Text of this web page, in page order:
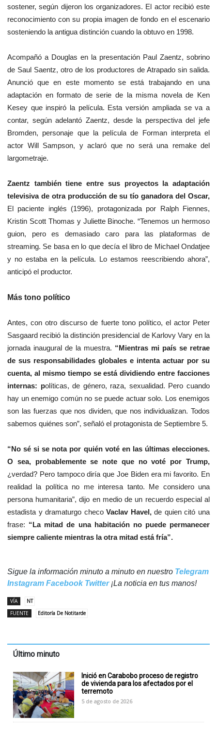
sostener, según dijeron los organizadores. El actor recibió este
reconocimiento con su propia imagen de fondo en el escenario
sosteniendo la antigua distinción cuando la obtuvo en 1998.
Acompañó a Douglas en la presentación Paul Zaentz, sobrino
de Saul Saentz, otro de los productores de Atrapado sin salida.
Anunció que en este momento se está trabajando en una
adaptación en formato de serie de la misma novela de Ken
Kesey que inspiró la película. Esta versión ampliada se va a
contar, según adelantó Zaentz, desde la perspectiva del jefe
Bromden, personaje que la película de Forman interpreta el
actor Will Sampson, y aclaró que no será una remake del
largometraje.
Zaentz también tiene entre sus proyectos la adaptación
televisiva de otra producción de su tío ganadora del Oscar,
El paciente inglés (1996), protagonizada por Ralph Fiennes,
Kristin Scott Thomas y Juliette Binoche. “Tenemos un hermoso
guion, pero es demasiado caro para las plataformas de
streaming. Se basa en lo que decía el libro de Michael Ondatjee
y no estaba en la película. Lo estamos reescribiendo ahora”,
anticipó el productor.
Más tono político
Antes, con otro discurso de fuerte tono político, el actor Peter
Sasgaard recibió la distinción presidencial de Karlovy Vary en la
jornada inaugural de la muestra. “Mientras mi país se retrae
de sus responsabilidades globales e intenta actuar por su
cuenta, al mismo tiempo se está dividiendo entre facciones
internas: políticas, de género, raza, sexualidad. Pero cuando
hay un enemigo común no se puede actuar solo. Los enemigos
son las fuerzas que nos dividen, que nos individualizan. Todos
sabemos quiénes son”, señaló el protagonista de Septiembre 5.
“No sé si se nota por quién voté en las últimas elecciones.
O sea, probablemente se note que no voté por Trump,
¿verdad? Pero tampoco diría que Joe Biden era mi favorito. En
realidad la política no me interesa tanto. Me considero una
persona humanitaria”, dijo en medio de un recuerdo especial al
estadista y dramaturgo checoVaclav Havel,de quien citó una
frase: “La mitad de una habitación no puede permanecer
siempre caliente mientras la otra mitad está fría”.
Sigue la información minuto a minuto en nuestro Telegram
Instagram Facebook Twitter¡La noticia en tus manos!
VÍA
NT
FUENTE
Editoría De Notitarde
Último minuto
Inició en Carabobo proceso de registro
de vivienda para los afectados por el
terremoto
5 de agosto de 2026